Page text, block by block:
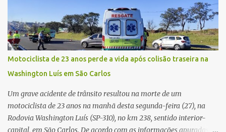
em uma aeronave da Força Aérea Brasileira (FAB), garantindo
agilidade no transporte e na realização do procedimento. Após a
retirada do órgão, a Guarda Civil Municipal (GCM), por meio da
Prefeitura de São Carlos, realizou o transporte do coração até o
aeroporto, de onde a aeronave da FAB seguiu com o órgão para
dar continuidade ao processo de transplante. A captação foi
coordenada pela Comissão Intra-Hospitalar de Doação de Órgãos
e Tecidos para Transplantes (CIHDOTT) da Santa Ca...
Motociclista de 23 anos perde a vida após colisão traseira na
Washington Luís em São Carlos
Um grave acidente de trânsito resultou na morte de um
motociclista de 23 anos na manhã desta segunda-feira (27), na
Rodovia Washington Luís (SP-310), no km 238, sentido interior-
capital, em São Carlos. De acordo com as informações apuradas no